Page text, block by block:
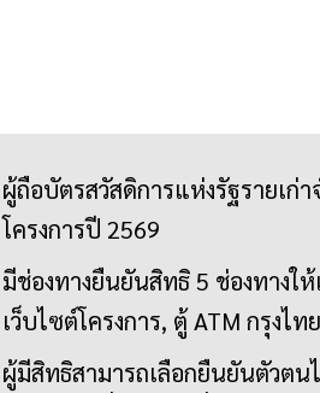
ผู้ถือบัตรสวัสดิการแห่งรัฐรายเก่
โครงการปี 2569
มีช่องทางยืนยันสิทธิ 5 ช่องทางใ
เว็บไซต์โครงการ, ตู้ ATM กรุงไ
ผู้มีสิทธิสามารถเลือกยืนยันตัวตน